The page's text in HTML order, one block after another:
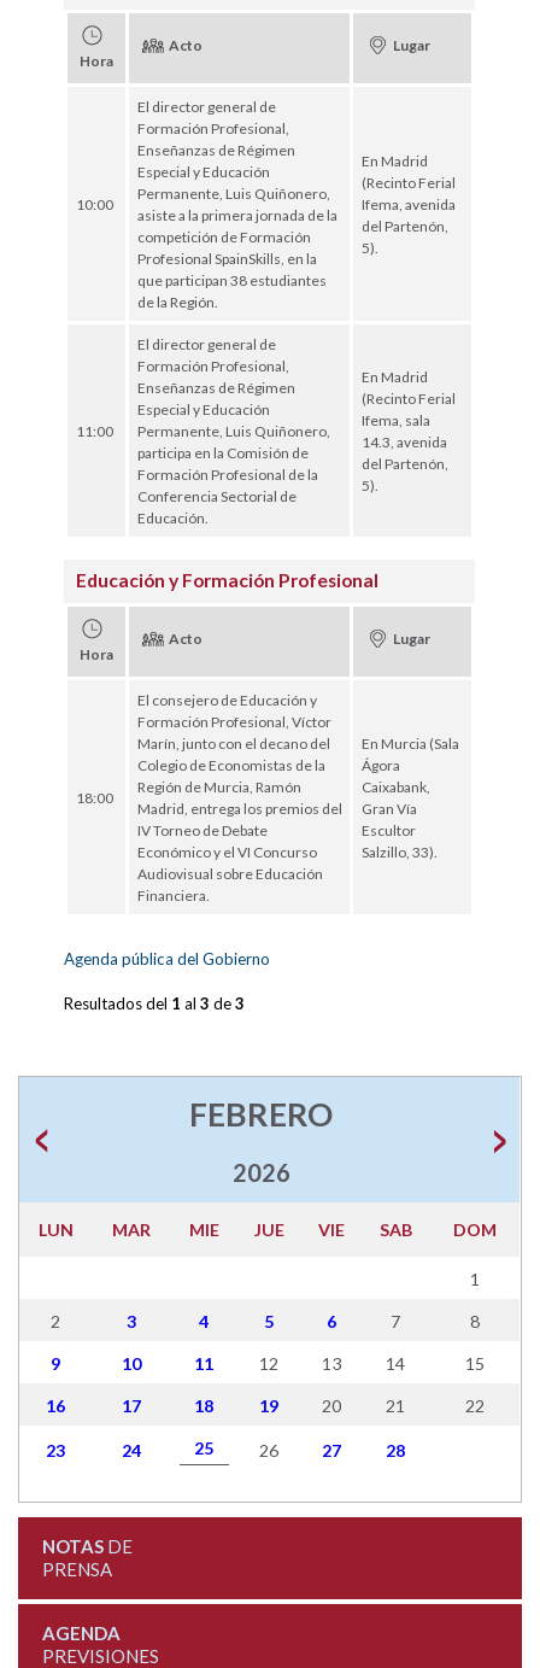
Hora
Acto Lugar
10:00
El director general de
Formación Profesional,
Enseñanzas de Régimen
Especial y Educación
Permanente, Luis Quiñonero,
asiste a la primera jornada de la
competición de Formación
Profesional SpainSkills, en la
que participan 38 estudiantes
de la Región.
En Madrid
(Recinto Ferial
Ifema, avenida
del Partenón,
5).
11:00
El director general de
Formación Profesional,
Enseñanzas de Régimen
Especial y Educación
Permanente, Luis Quiñonero,
participa en la Comisión de
Formación Profesional de la
Conferencia Sectorial de
Educación.
En Madrid
(Recinto Ferial
Ifema, sala
14.3, avenida
del Partenón,
5).
Educación y Formación Profesional
Hora
Acto Lugar
18:00
El consejero de Educación y
Formación Profesional, Víctor
Marín, junto con el decano del
Colegio de Economistas de la
Región de Murcia, Ramón
Madrid, entrega los premios del
IV Torneo de Debate
Económico y el VI Concurso
Audiovisual sobre Educación
Financiera.
En Murcia (Sala
Ágora
Caixabank,
Gran Vía
Escultor
Salzillo, 33).
Agenda pública del Gobierno
Resultados del 1 al3de3
FEBRERO
2026
LUN MAR MIE JUE VIE SAB DOM
1
2 3 4 5 6 7 8
9 10 11 12 13 14 15
16 17 18 19 20 21 22
23 24 25 26 27 28
NOTASDE
PRENSA
AGENDA
PREVISIONES